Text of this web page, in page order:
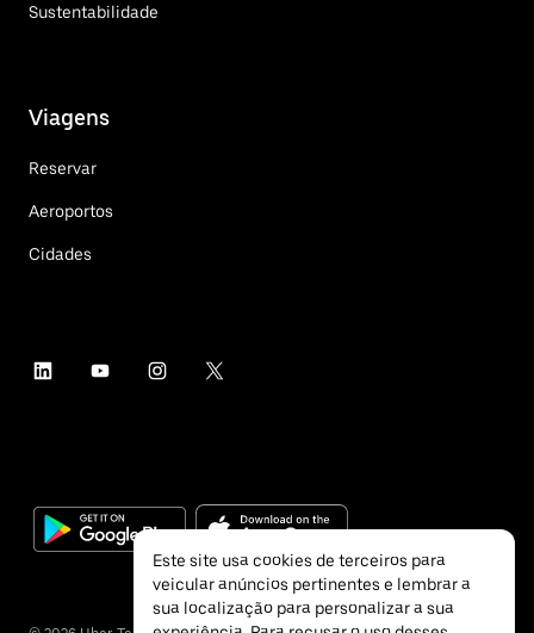
Sustentabilidade
Viagens
Reservar
Aeroportos
Cidades
Este site usa cookies de terceiros para
veicular anúncios pertinentes e lembrar a
sua localização para personalizar a sua